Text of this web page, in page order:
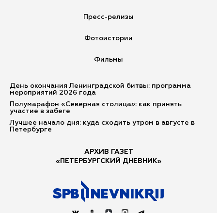
Пресс-релизы
Фотоистории
Фильмы
День окончания Ленинградской битвы: программа
мероприятий 2026 года
Полумарафон «Северная столица»: как принять
участие в забеге
Лучшее начало дня: куда сходить утром в августе в
Петербурге
АРХИВ ГАЗЕТ
«ПЕТЕРБУРГСКИЙ ДНЕВНИК»